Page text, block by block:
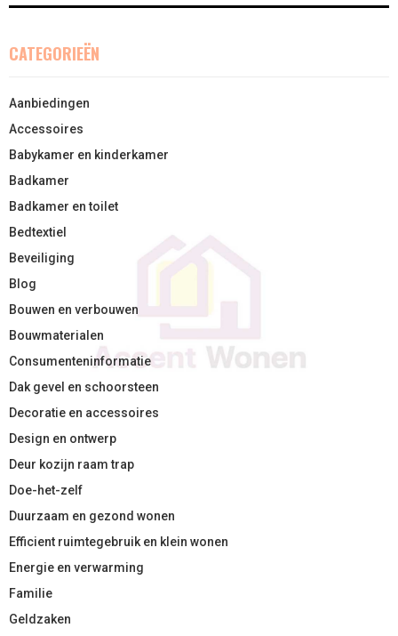
)
CATEGORIEËN
Aanbiedingen
Accessoires
Babykamer en kinderkamer
Badkamer
Badkamer en toilet
Bedtextiel
Beveiliging
Blog
Bouwen en verbouwen
Bouwmaterialen
Consumenteninformatie
Dak gevel en schoorsteen
Decoratie en accessoires
Design en ontwerp
Deur kozijn raam trap
Doe-het-zelf
Duurzaam en gezond wonen
Efficient ruimtegebruik en klein wonen
Energie en verwarming
Familie
Geldzaken